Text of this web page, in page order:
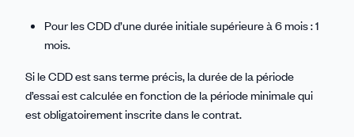
Pour les CDD d’une durée initiale supérieure à 6 mois : 1
mois.
Si le CDD est sans terme précis, la durée de la période
d’essai est calculée en fonction de la période minimale qui
est obligatoirement inscrite dans le contrat.